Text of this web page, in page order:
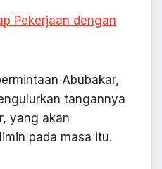
Pekerjaan dengan
Abubakar,
tangannya
yang akan
pada masa itu.